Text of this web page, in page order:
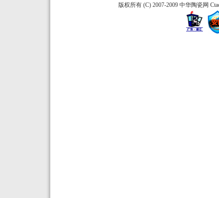
版权所有 (C) 2007-2009 中华陶瓷网